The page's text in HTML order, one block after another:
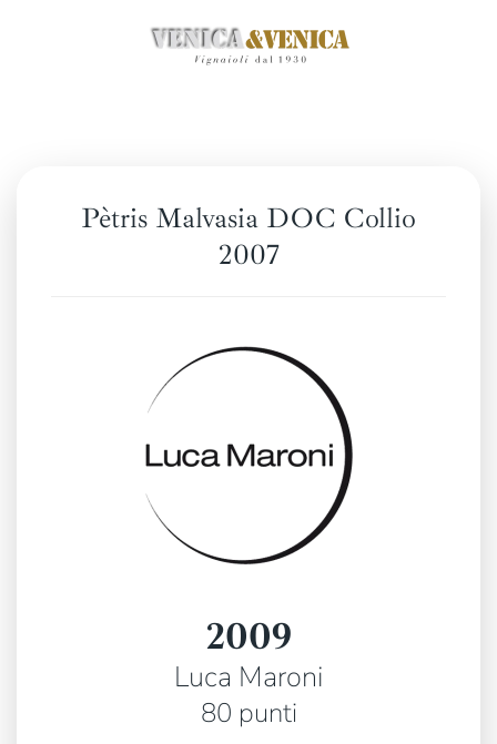
Pètris Malvasia DOC Collio
2007
2009
Luca Maroni
80 punti